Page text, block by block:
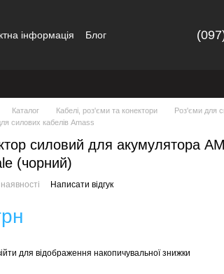
інформація
Блог
Каталог Кабелі, роз'єми та конектори
Роз'єми для
силових кабелів Amass
силовий для акумулятора
(чорний)
Написати відгук
для відображення накопичувальної знижки